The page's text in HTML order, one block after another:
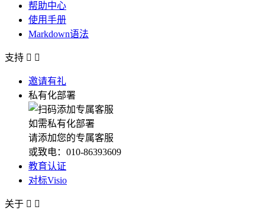
帮助中心
使用手册
Markdown语法
支持  
邀请有礼
私有化部署
如需私有化部署
请添加您的专属客服
或致电：010-86393609
教育认证
对标Visio
关于  